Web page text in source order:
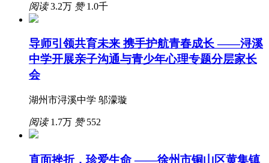
阅读3.2万 赞1.0千
导师引领共育未来 携手护航青春成长 ——浔溪
中学开展亲子沟通与青少年心理专题分层家长
会
湖州市浔溪中学 邬濛璇
阅读1.7万 赞552
直面挫折，珍爱生命 ——徐州市铜山区黄集镇